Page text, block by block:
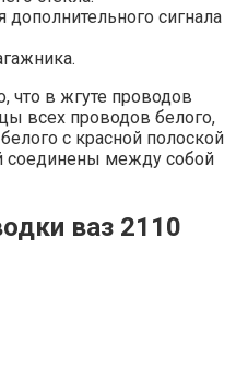
сигнала
что в жгуте проводов
всех проводов белого,
с красной полоской
соединены между собой
ваз 2110